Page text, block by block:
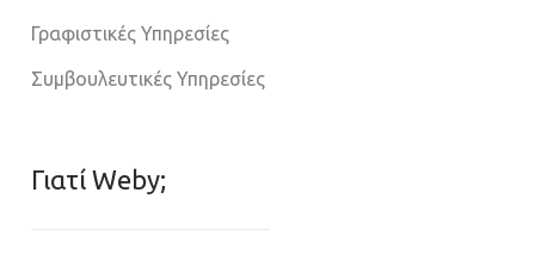
Γραφιστικές Υπηρεσίες
Συμβουλευτικές Υπηρεσίες
Γιατί Weby;